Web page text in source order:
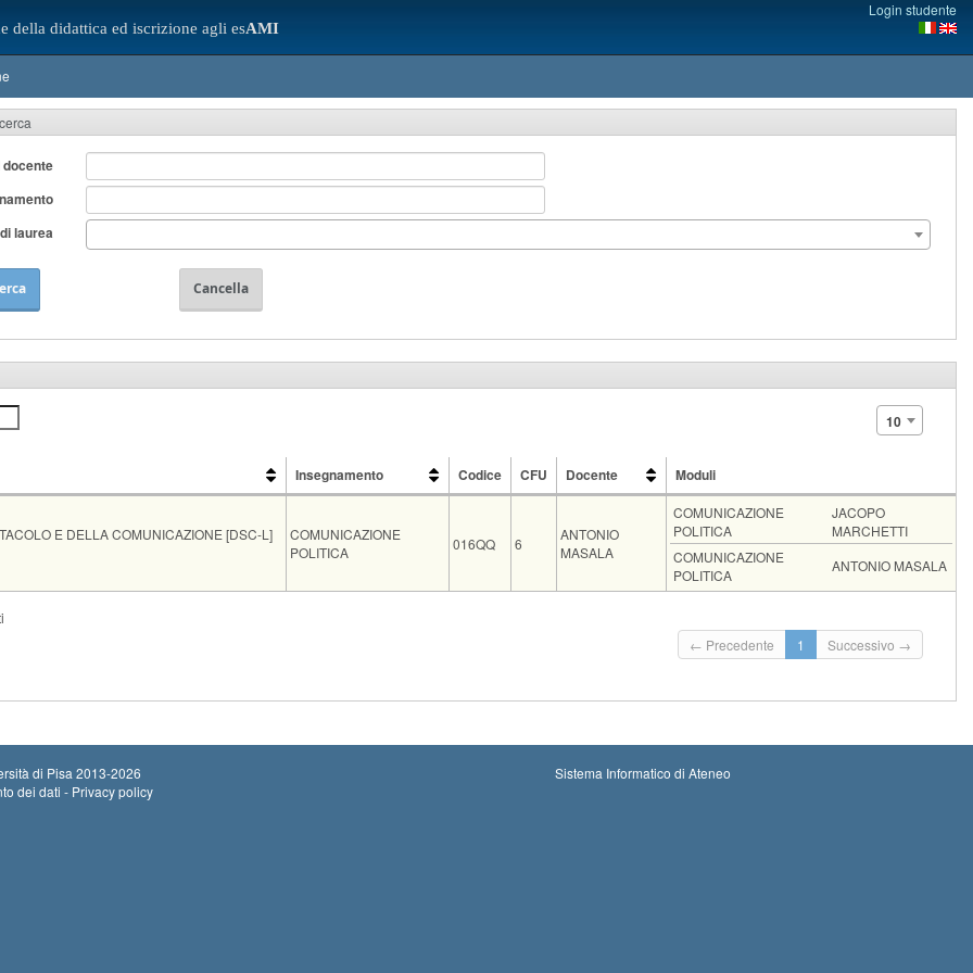
della didattica ed iscrizione agli esAMI
Login studente
docente
laurea
Cancella
10
Insegnamento Codice CFU Docente
Moduli
Moduli
E DELLA COMUNICAZIONE [DSC-L]
COMUNICAZIONE
POLITICA
016QQ 6
ANTONIO
MASALA
COMUNICAZIONE
POLITICA
JACOPO
MARCHETTI
COMUNICAZIONE
POLITICA
ANTONIO MASALA
Inizio iscrizioni: 30-08-2026 00:00
Termine iscrizioni: 07-09-2026 23:59
Iscrizioni chiuse
← Precedente
1 Successivo →
di Pisa 2013-2026
dei dati - Privacy policy
Sistema Informatico di Ateneo